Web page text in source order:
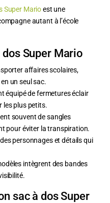
Super Marioest une
autant à l’école
Super Mario
affaires scolaires,
un seul sac.
équipé de fermetures éclair
les plus petits.
souvent de sangles
pour éviter la transpiration.
personnages et détails qui
intègrent des bandes
sac à dos Super